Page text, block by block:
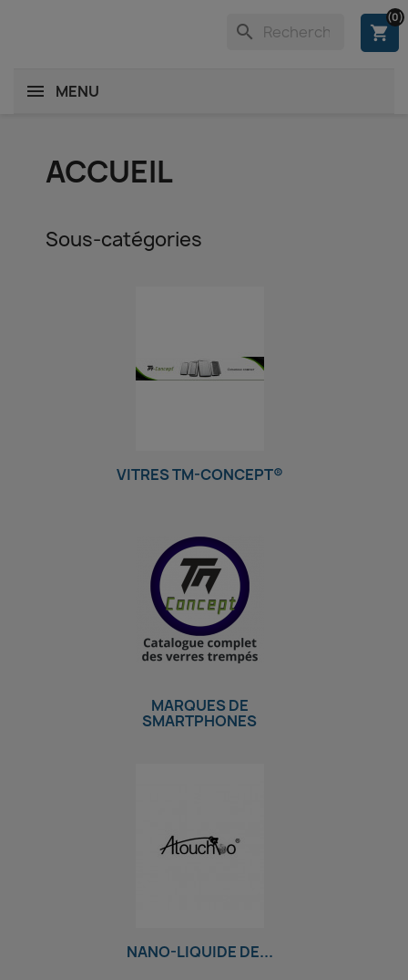
shopping_cart
(0)
search
MENU
ACCUEIL
Sous-catégories
VITRES TM-CONCEPT®
MARQUES DE
SMARTPHONES
NANO-LIQUIDE DE...